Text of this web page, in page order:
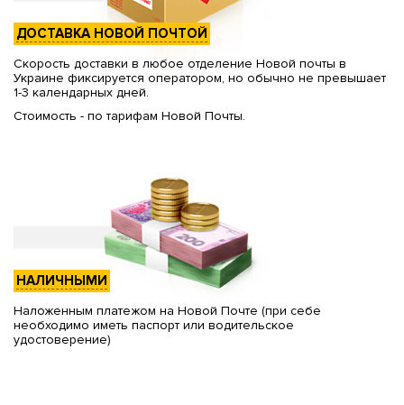
ДОСТАВКА НОВОЙ ПОЧТОЙ
Скорость доставки в любое отделение Новой почты в
Украине фиксируется оператором, но обычно не превышает
1-3 календарных дней.
Стоимость - по тарифам Новой Почты.
НАЛИЧНЫМИ
Наложенным платежом на Новой Почте (при себе
необходимо иметь паспорт или водительское
удостоверение)